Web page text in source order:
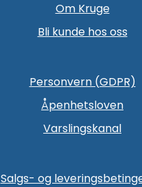
Om Kruge
Bli kunde hos oss
Personvern (GDPR)
Åpenhetsloven
Varslingskanal
Salgs- og